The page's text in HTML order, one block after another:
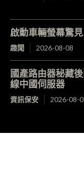
啟動車輛螢幕驚
趣聞 2026-08-08
國產路由器秘藏
線中國伺服器
資訊保安 2026-08-